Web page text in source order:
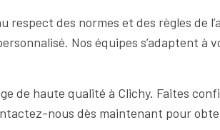
des normes et des règles de
Nos équipes s’adaptent à
de haute qualité à Clichy. Faites
nous dès maintenant pour